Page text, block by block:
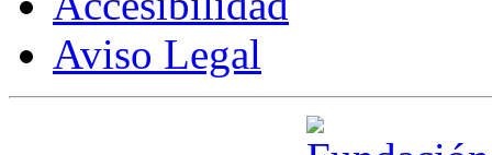
Aviso Legal